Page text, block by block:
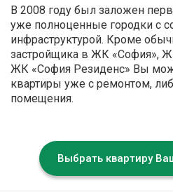
В 2008 году был заложен
уже полноценные городки с
инфраструктурой. Кроме
застройщика в ЖК «София»,
ЖК «София Резиденс» Вы
квартиры уже с ремонтом,
помещения.
Выбрать квартиру